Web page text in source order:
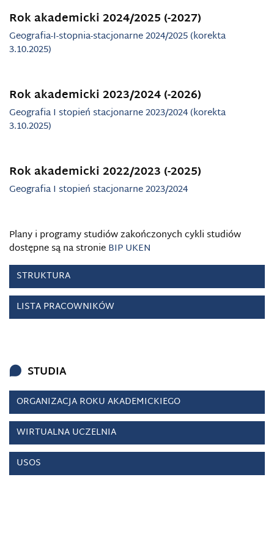
Rok akademicki 2024/2025 (-2027)
Geografia-I-stopnia-stacjonarne 2024/2025 (korekta
3.10.2025)
Rok akademicki 2023/2024 (-2026)
Geografia I stopień stacjonarne 2023/2024 (korekta
3.10.2025)
Rok akademicki 2022/2023 (-2025)
Geografia I stopień stacjonarne 2023/2024
Plany i programy studiów zakończonych cykli studiów
dostępne są na stronieBIP UKEN
STRUKTURA
LISTA PRACOWNIKÓW
STUDIA
ORGANIZACJA ROKU AKADEMICKIEGO
WIRTUALNA UCZELNIA
USOS